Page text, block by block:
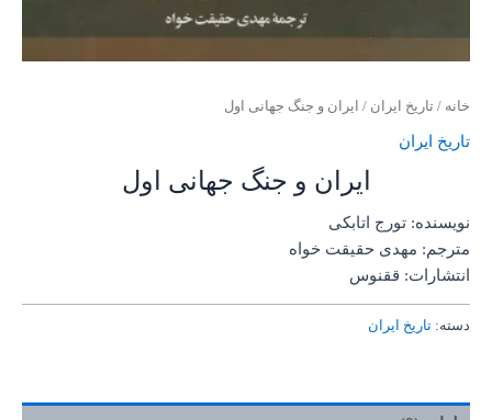
خانه / تاریخ ایران / ایران و جنگ جهانی اول
تاریخ ایران
ایران و جنگ جهانی اول
نویسنده: تورج اتابکی
مترجم: مهدی حقیقت خواه
انتشارات: ققنوس
دسته: تاریخ ایران